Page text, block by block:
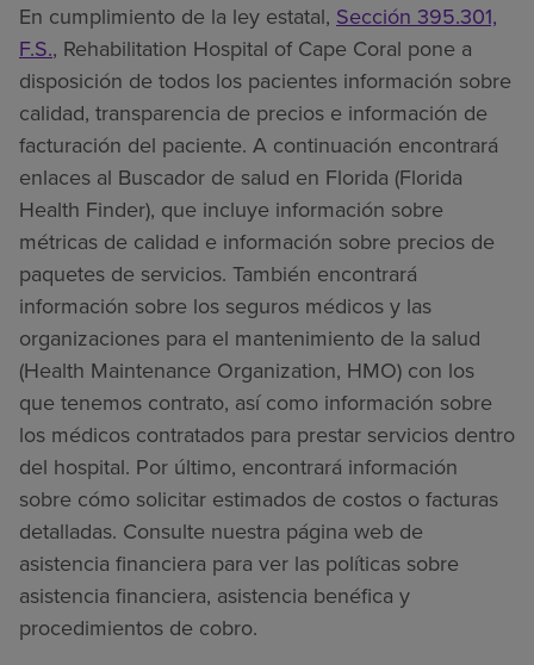
En cumplimiento de la ley estatal, Sección 395.301,
F.S., Rehabilitation Hospital of Cape Coral pone a
disposición de todos los pacientes información sobre
calidad, transparencia de precios e información de
facturación del paciente. A continuación encontrará
enlaces al Buscador de salud en Florida (Florida
Health Finder), que incluye información sobre
métricas de calidad e información sobre precios de
paquetes de servicios. También encontrará
información sobre los seguros médicos y las
organizaciones para el mantenimiento de la salud
(Health Maintenance Organization, HMO) con los
que tenemos contrato, así como información sobre
los médicos contratados para prestar servicios dentro
del hospital. Por último, encontrará información
sobre cómo solicitar estimados de costos o facturas
detalladas. Consulte nuestra página web de
asistencia financiera para ver las políticas sobre
asistencia financiera, asistencia benéfica y
procedimientos de cobro.